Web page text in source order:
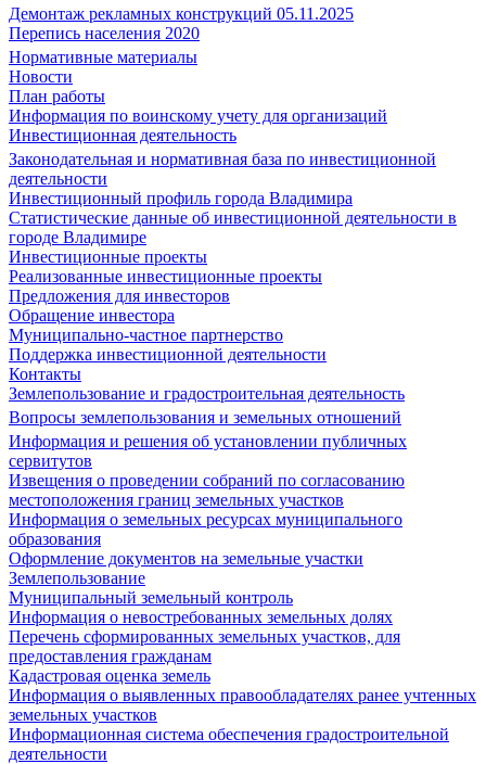
Демонтаж рекламных конструкций 05.11.2025
Перепись населения 2020
Нормативные материалы
Новости
План работы
Информация по воинскому учету для организаций
Инвестиционная деятельность
Законодательная и нормативная база по инвестиционной
деятельности
Инвестиционный профиль города Владимира
Статистические данные об инвестиционной деятельности в
городе Владимире
Инвестиционные проекты
Реализованные инвестиционные проекты
Предложения для инвесторов
Обращение инвестора
Муниципально-частное партнерство
Поддержка инвестиционной деятельности
Контакты
Землепользование и градостроительная деятельность
Вопросы землепользования и земельных отношений
Информация и решения об установлении публичных
сервитутов
Извещения о проведении собраний по согласованию
местоположения границ земельных участков
Информация о земельных ресурсах муниципального
образования
Оформление документов на земельные участки
Землепользование
Муниципальный земельный контроль
Информация о невостребованных земельных долях
Перечень сформированных земельных участков, для
предоставления гражданам
Кадастровая оценка земель
Информация о выявленных правообладателях ранее учтенных
земельных участков
Информационная система обеспечения градостроительной
деятельности